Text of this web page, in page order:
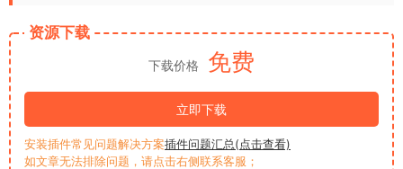
资源下载
下载价格 免费
立即下载
安装插件常见问题解决方案插件问题汇总(点击查看)
如文章无法排除问题，请点击右侧联系客服；